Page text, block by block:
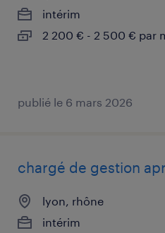
intérim
2 200 € - 2 500 € par
publié le 6 mars 2026
chargé de gestion
lyon, rhône
intérim